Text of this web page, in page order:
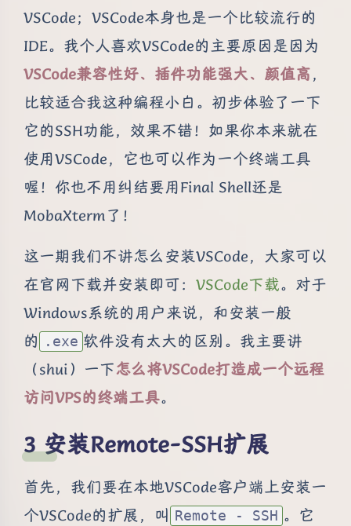
VSCode；VSCode本身也是一个比较流行的
IDE。我个人喜欢VSCode的主要原因是因为
VSCode兼容性好、插件功能强大、颜值高，
比较适合我这种编程小白。初步体验了一下
它的SSH功能，效果不错！如果你本来就在
使用VSCode，它也可以作为一个终端工具
喔！你也不用纠结要用Final Shell还是
MobaXterm了！
这一期我们不讲怎么安装VSCode，大家可以
在官网下载并安装即可： VSCode下载。对于
Windows系统的用户来说，和安装一般
的
.exe 软件没有太大的区别。我主要讲
（shui）一下怎么将VSCode打造成一个远程
访问VPS的终端工具。
安装Remote-SSH扩展
首先，我们要在本地VSCode客户端上安装一
个VSCode的扩展，叫 Remote - SSH 。它